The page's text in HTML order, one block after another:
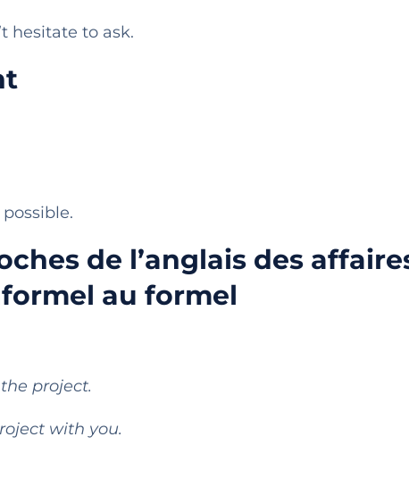
hesitate to ask.
de l’anglais des
au formel
project.
with you.